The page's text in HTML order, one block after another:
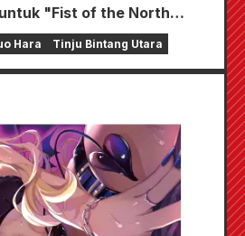
"Fist of the North
Hara Tinju Bintang Utara